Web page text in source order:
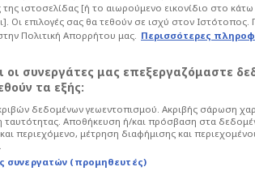
που με πέντε
στο πρώτο... σκόρπισαν τη
συνδυασμό με το 1-1 του
του φετινού Champions
ιστοσελίδας [ή το αιωρούμενο εικονίδιο στο
Οι επιλογές σας θα τεθούν σε ισχύ στον Ιστότοπος.
Πολιτική Απορρήτου μας. Περισσότερες
οι συνεργάτες μας επεξεργαζόμαστε
τα εξής:
δεδομένων γεωεντοπισμού. Ακριβής σάρωση
ταυτότητας. Αποθήκευση ή/και πρόσβαση στα
περιεχόμενο, μέτρηση διαφήμισης και
συνεργατών (προμηθευτές)